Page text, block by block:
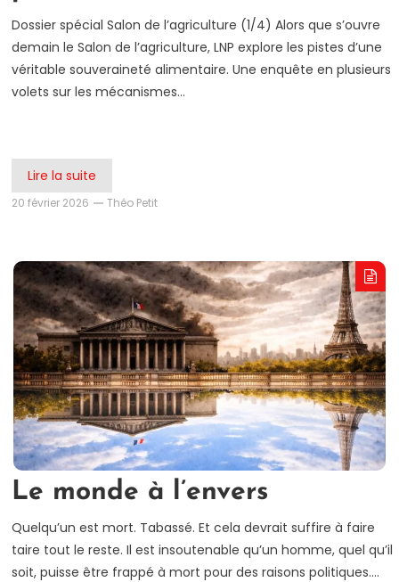
Dossier spécial Salon de l’agriculture (1/4) Alors que s’ouvre
demain le Salon de l’agriculture, LNP explore les pistes d’une
véritable souveraineté alimentaire. Une enquête en plusieurs
volets sur les mécanismes…
Lire la suite
20 février 2026 Théo Petit
Le monde à l’envers
Quelqu’un est mort. Tabassé. Et cela devrait suffire à faire
taire tout le reste. Il est insoutenable qu’un homme, quel qu’il
soit, puisse être frappé à mort pour des raisons politiques….